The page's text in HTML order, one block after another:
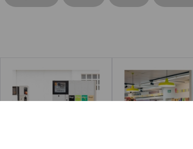
Gasolinera Supermercados